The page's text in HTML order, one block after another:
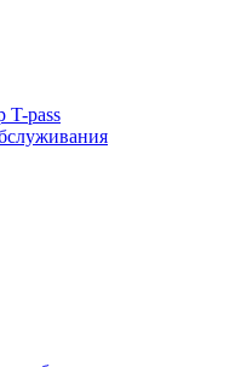
T-pass